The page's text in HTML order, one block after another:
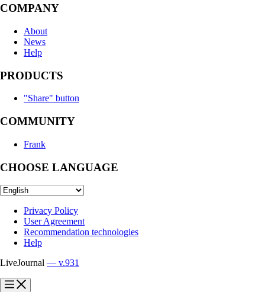
COMPANY
About
News
Help
PRODUCTS
"Share" button
COMMUNITY
Frank
CHOOSE LANGUAGE
Privacy Policy
User Agreement
Recommendation technologies
Help
LiveJournal — v.931
?
?